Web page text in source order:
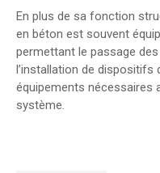
En plus de sa fonction
en béton est souvent
permettant le passage
l’installation de dispositifs
équipements nécessaires
système.